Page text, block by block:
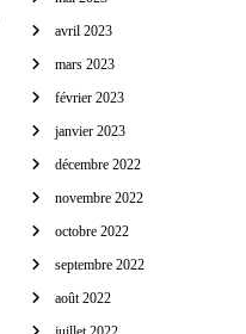
avril 2023
mars 2023
février 2023
janvier 2023
décembre 2022
novembre 2022
octobre 2022
septembre 2022
août 2022